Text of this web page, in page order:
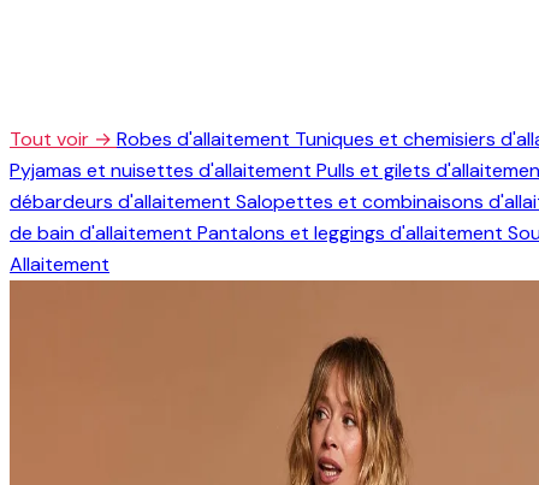
Tout voir → Robes d'allaitement Tuniques et chemisiers
Pyjamas et nuisettes d'allaitement Pulls et gilets
débardeurs d'allaitement Salopettes et combinaisons
de bain d'allaitement Pantalons et leggings d'allaitement
Allaitement